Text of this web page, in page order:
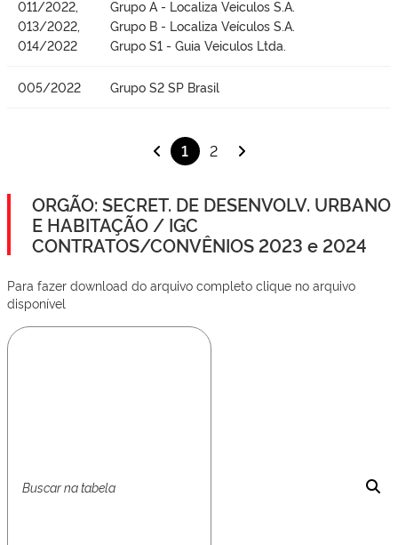
011/2022,
013/2022,
014/2022
Grupo A - Localiza Veiculos S.A.
Grupo B - Localiza Veículos S.A.
Grupo S1 - Guia Veiculos Ltda.
005/2022 Grupo S2 SP Brasil
1 2
ORGÃO: SECRET. DE DESENVOLV. URBANO
E HABITAÇÃO / IGC
CONTRATOS/CONVÊNIOS 2023 e 2024
Para fazer download do arquivo completo clique no arquivo
disponível